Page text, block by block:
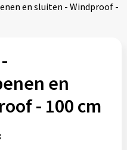
en sluiten - Windproof -
en
- 100 cm